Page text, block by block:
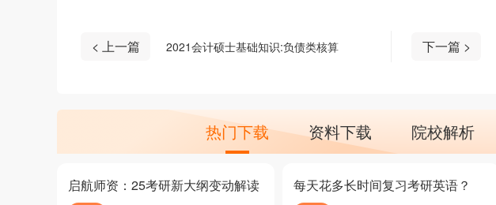
< 上一篇 2021会计硕士基础知识:负债类核算 下一篇 >
热门下载 资料下载 院校解析
启航师资：25考研新大纲变动解读 每天花多长时间复习考研英语？